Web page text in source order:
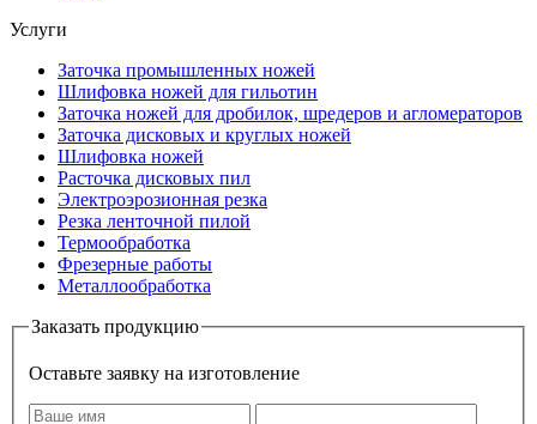
Услуги
Заточка промышленных ножей
Шлифовка ножей для гильотин
Заточка ножей для дробилок, шредеров и агломераторов
Заточка дисковых и круглых ножей
Шлифовка ножей
Расточка дисковых пил
Электроэрозионная резка
Резка ленточной пилой
Термообработка
Фрезерные работы
Металлообработка
Заказать продукцию
Оставьте заявку на изготовление